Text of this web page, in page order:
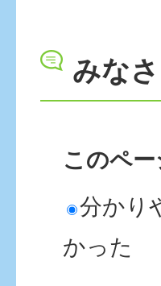
みな
このペ
分かり
かった